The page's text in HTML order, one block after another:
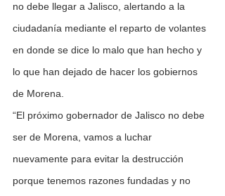
no debe llegar a Jalisco, alertando a la
ciudadanía mediante el reparto de volantes
en donde se dice lo malo que han hecho y
lo que han dejado de hacer los gobiernos
de Morena.
“El próximo gobernador de Jalisco no debe
ser de Morena, vamos a luchar
nuevamente para evitar la destrucción
porque tenemos razones fundadas y no